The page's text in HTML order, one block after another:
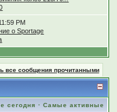
PM
о Sportage
все сообщения прочитанными
сегодня ·Самые активные